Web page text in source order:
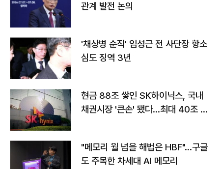
관계 발전 논의
'채상병 순직' 임성근 전 사단장 항소
심도 징역 3년
현금 88조 쌓인 SK하이닉스, 국내
채권시장 '큰손' 됐다…최대 40조 투
"메모리 월 넘을 해법은 HBF"…구글
도 주목한 차세대 AI 메모리